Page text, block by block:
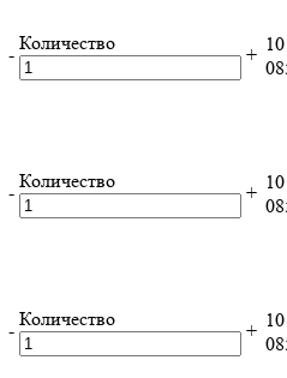
-
Количество
+ 10
-
Количество
+ 10
-
Количество
+ 10